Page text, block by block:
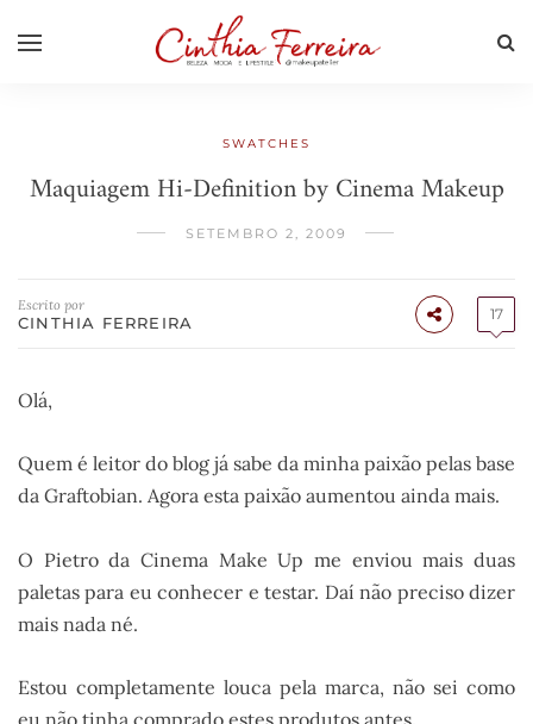
SWATCHES
Maquiagem Hi-Definition by Cinema Makeup
SETEMBRO 2, 2009
Escrito por
CINTHIA FERREIRA 17
Olá,
Quem é leitor do blog já sabe da minha paixão pelas base
da Graftobian. Agora esta paixão aumentou ainda mais.
O Pietro da Cinema Make Up me enviou mais duas
paletas para eu conhecer e testar. Daí não preciso dizer
mais nada né.
Estou completamente louca pela marca, não sei como